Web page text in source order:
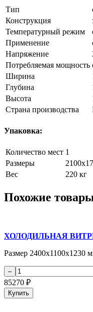
Тип
Конструкция
Температурный режим
Применение
Напряжение
Потребляемая мощность
Ширина
Глубина
Высота
Страна производства
Упаковка:
Количество мест 1
Размеры
Вес
220 кг
Похожие
ХОЛОДИЛЬНАЯ
Размер 2400х1100х1230
85270 ₽
Купить